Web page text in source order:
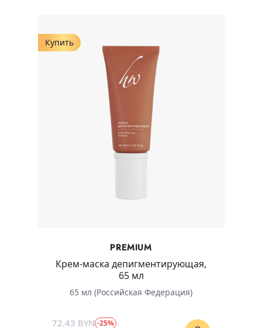
Купить
PREMIUM
Крем-маска депигментирующая,
65 мл
65 мл (Российская Федерация)
72.43 BYN -25%